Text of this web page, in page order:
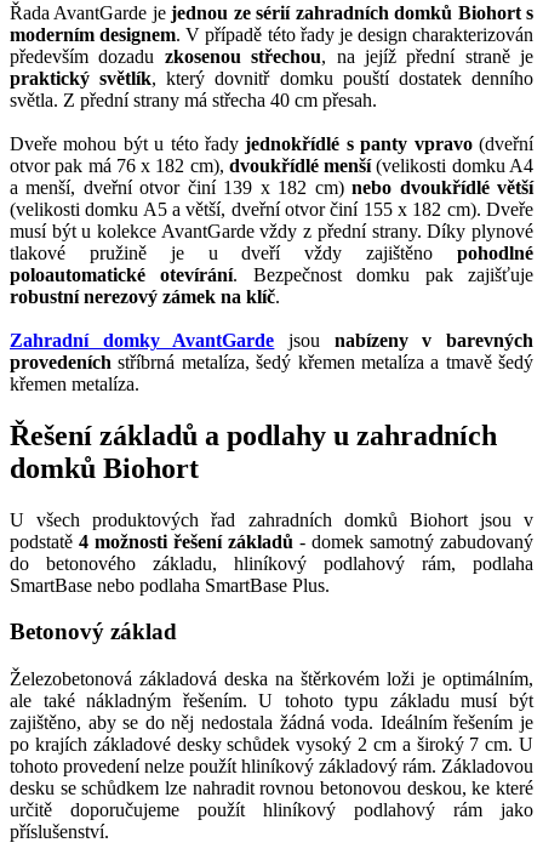
Řada AvantGarde jejednou ze sérií zahradních domků Biohort s
moderním designem. V případě této řady je design charakterizován
především dozadu zkosenou střechou, na jejíž přední straně je
praktický světlík, který dovnitř domku pouští dostatek denního
světla. Z přední strany má střecha 40 cm přesah.
Dveře mohou být u této řadyjednokřídlé s panty vpravo(dveřní
otvor pak má 76 x 182 cm), dvoukřídlé menší(velikosti domku A4
a menší, dveřní otvor činí 139 x 182 cm)nebo dvoukřídlé větší
(velikosti domku A5 a větší, dveřní otvor činí 155 x 182 cm). Dveře
musí být u kolekce AvantGarde vždy z přední strany. Díky plynové
tlakové pružině je u dveří vždy zajištěno pohodlné
poloautomatické otevírání. Bezpečnost domku pak zajišťuje
robustní nerezový zámek na klíč.
Zahradní domky AvantGarde jsou nabízeny v barevných
provedeních stříbrná metalíza, šedý křemen metalíza a tmavě šedý
křemen metalíza.
Řešení základů a podlahy u zahradních
domků Biohort
U všech produktových řad zahradních domků Biohort jsou v
podstatě 4 možnosti řešení základů - domek samotný zabudovaný
do betonového základu, hliníkový podlahový rám, podlaha
SmartBase nebo podlaha SmartBase Plus.
Betonový základ
Železobetonová základová deska na štěrkovém loži je optimálním,
ale také nákladným řešením. U tohoto typu základu musí být
zajištěno, aby se do něj nedostala žádná voda. Ideálním řešením je
po krajích základové desky schůdek vysoký 2 cm a široký 7 cm. U
tohoto provedení nelze použít hliníkový základový rám. Základovou
desku se schůdkem lze nahradit rovnou betonovou deskou, ke které
určitě doporučujeme použít hliníkový podlahový rám jako
příslušenství.